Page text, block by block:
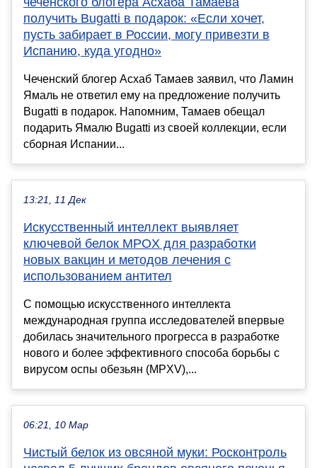
получить Bugatti в подарок: «Если хочет,
пусть забирает в России, могу привезти в
Испанию, куда угодно»
Чеченский блогер Асхаб Тамаев заявил, что Ламин
Ямаль не ответил ему на предложение получить
Bugatti в подарок. Напомним, Тамаев обещал
подарить Ямалю Bugatti из своей коллекции, если
сборная Испании...
13:21, 11 Дек
Искусственный интеллект выявляет
ключевой белок MPOX для разработки
новых вакцин и методов лечения с
использованием антител
С помощью искусственного интеллекта
международная группа исследователей впервые
добилась значительного прогресса в разработке
нового и более эффективного способа борьбы с
вирусом оспы обезьян (MPXV),...
06:21, 10 Мар
Чистый белок из овсяной муки: Росконтроль